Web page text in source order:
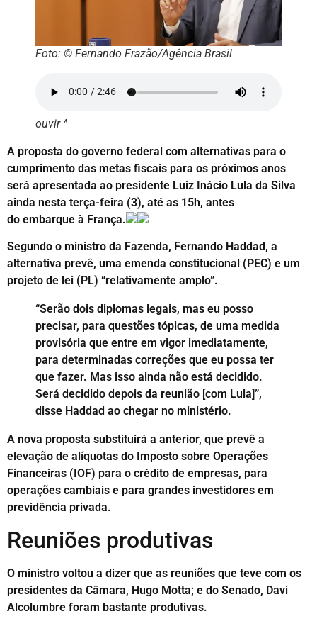
Foto: © Fernando Frazão/Agência Brasil
ouvir ^
A proposta do governo federal com alternativas para o
cumprimento das metas fiscais para os próximos anos
será apresentada ao presidente Luiz Inácio Lula da Silva
ainda nesta terça-feira (3), até as 15h, antes
do embarque à França.
Segundo o ministro da Fazenda, Fernando Haddad, a
alternativa prevê, uma emenda constitucional (PEC) e um
projeto de lei (PL) “relativamente amplo”.
“Serão dois diplomas legais, mas eu posso
precisar, para questões tópicas, de uma medida
provisória que entre em vigor imediatamente,
para determinadas correções que eu possa ter
que fazer. Mas isso ainda não está decidido.
Será decidido depois da reunião [com Lula]”,
disse Haddad ao chegar no ministério.
A nova proposta substituirá a anterior, que prevê a
elevação de alíquotas do Imposto sobre Operações
Financeiras (IOF) para o crédito de empresas, para
operações cambiais e para grandes investidores em
previdência privada.
Reuniões produtivas
O ministro voltou a dizer que as reuniões que teve com os
presidentes da Câmara, Hugo Motta; e do Senado, Davi
Alcolumbre foram bastante produtivas.